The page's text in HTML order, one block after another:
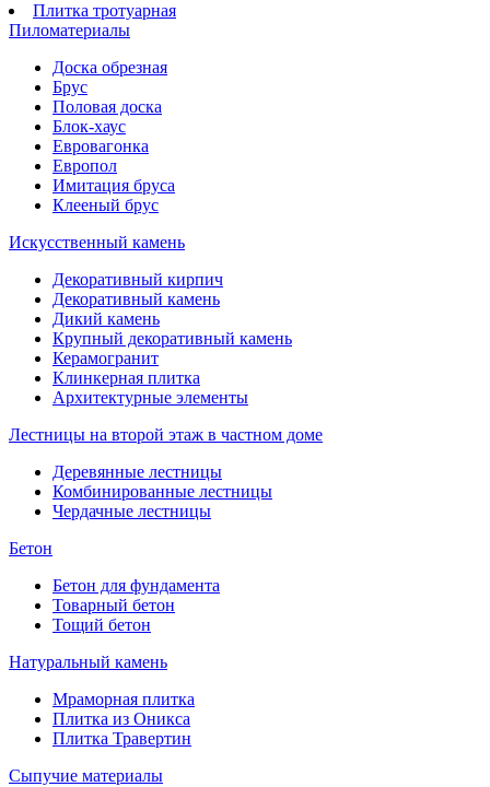
Плитка тротуарная
Пиломатериалы
Доска обрезная
Брус
Половая доска
Блок-хаус
Евровагонка
Европол
Имитация бруса
Клееный брус
Искусственный камень
Декоративный кирпич
Декоративный камень
Дикий камень
Крупный декоративный камень
Керамогранит
Клинкерная плитка
Архитектурные элементы
Лестницы на второй этаж в частном доме
Деревянные лестницы
Комбинированные лестницы
Чердачные лестницы
Бетон
Бетон для фундамента
Товарный бетон
Тощий бетон
Натуральный камень
Мраморная плитка
Плитка из Оникса
Плитка Травертин
Сыпучие материалы